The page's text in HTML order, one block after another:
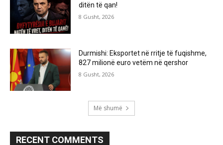
ditën të qan!
8 Gusht, 2026
Durmishi: Eksportet në rritje të fuqishme,
827 milionë euro vetëm në qershor
8 Gusht, 2026
Më shumë
RECENT COMMENTS